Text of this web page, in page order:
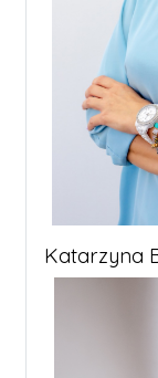
Katarzyna